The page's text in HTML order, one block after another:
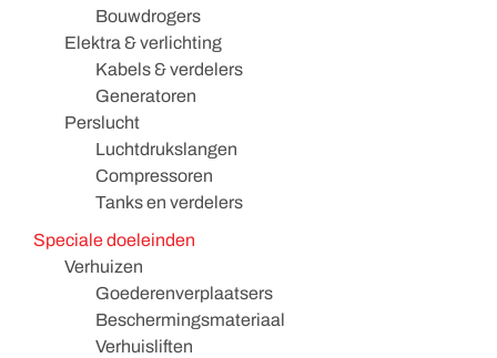
Bouwdrogers
Elektra & verlichting
Kabels & verdelers
Generatoren
Perslucht
Luchtdrukslangen
Compressoren
Tanks en verdelers
Speciale doeleinden
Verhuizen
Goederenverplaatsers
Beschermingsmateriaal
Verhuisliften